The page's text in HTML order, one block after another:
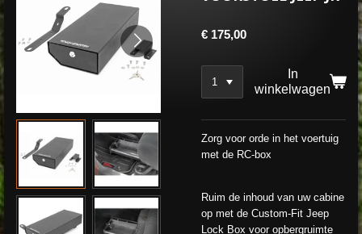
€ 175,00
In
winkelwagen
Zorg voor orde in het voertuig
met de RC-box
Ruim de inhoud van uw cabine
op met de Custom-Fit Jeep
Lock Box voor opbergruimte